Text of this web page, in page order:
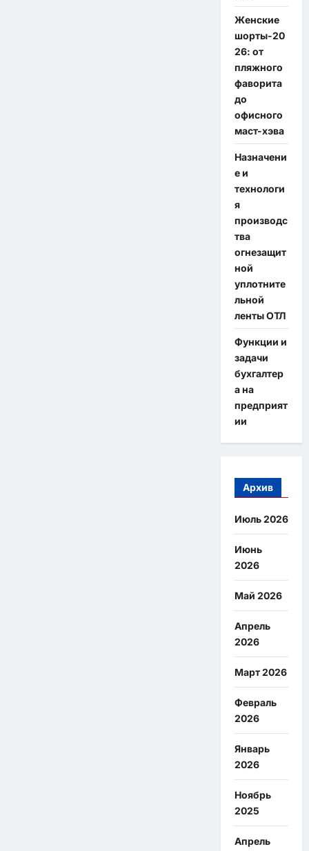
Женские
шорты-20
26: от
пляжного
фаворита
до
офисного
маст-хэва
Назначени
е и
технологи
я
производс
тва
огнезащит
ной
уплотните
льной
ленты ОТЛ
Функции и
задачи
бухгалтер
а на
предприят
ии
Архив
Июль 2026
Июнь
2026
Май 2026
Апрель
2026
Март 2026
Февраль
2026
Январь
2026
Ноябрь
2025
Апрель